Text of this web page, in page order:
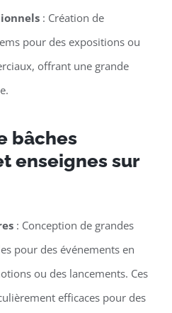
: Création de
pour des expositions ou
offrant une grande
bâches
enseignes sur
: Conception de grandes
pour des événements en
ou des lancements. Ces
efficaces pour des